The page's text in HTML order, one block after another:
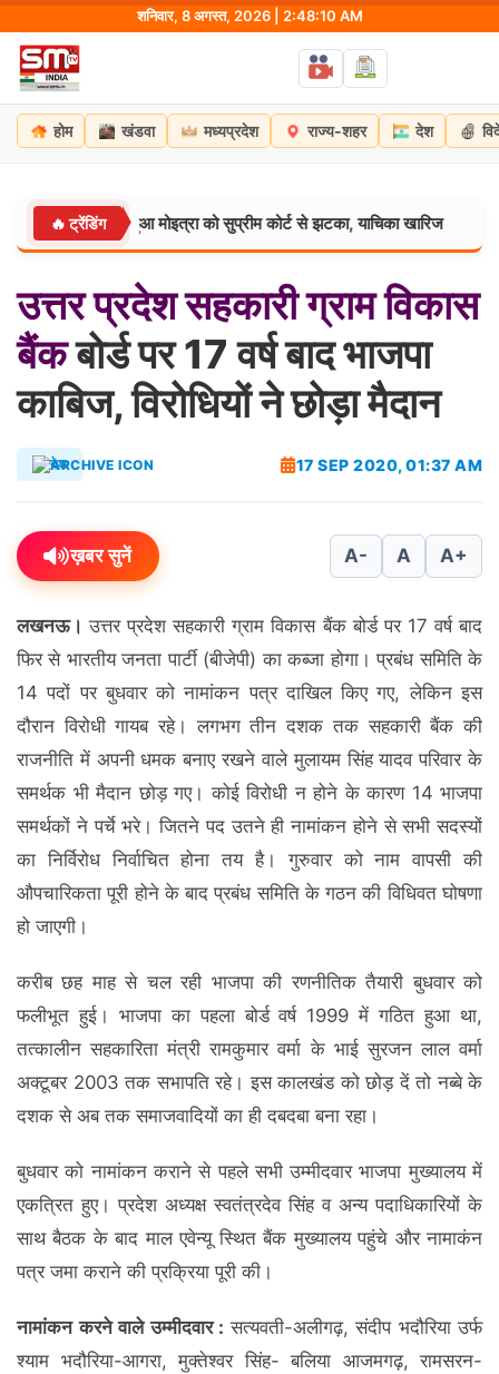
content
शनिवार, 8 अगस्त, 2026 | 2:48:11 AM
होम खंडवा मध्यप्रदेश राज्य-शहर देश
🔥 ट्रेंडिंग
महुआ मोइत्रा को सुप्रीम कोर्ट से झटका, याचिका खारिज मध्यप्रदेश:
उत्तरप्रदेशसहकारीग्रामविकास
बैंकबोर्ड पर 17 वर्ष बाद भाजपा
काबिज, विरोधियों ने छोड़ा मैदान
देश 17 SEP 2020, 01:37 AM
ख़बर सुनें A- A A+
लखनऊ। उत्तर प्रदेश सहकारी ग्राम विकास बैंक बोर्ड पर 17 वर्ष बाद
फिर से भारतीय जनता पार्टी (बीजेपी) का कब्जा होगा। प्रबंध समिति के
14 पदों पर बुधवार को नामांकन पत्र दाखिल किए गए, लेकिन इस
दौरान विरोधी गायब रहे। लगभग तीन दशक तक सहकारी बैंक की
राजनीति में अपनी धमक बनाए रखने वाले मुलायम सिंह यादव परिवार के
समर्थक भी मैदान छोड़ गए। कोई विरोधी न होने के कारण 14 भाजपा
समर्थकों ने पर्चे भरे। जितने पद उतने ही नामांकन होने से सभी सदस्यों
का निर्विरोध निर्वाचित होना तय है। गुरुवार को नाम वापसी की
औपचारिकता पूरी होने के बाद प्रबंध समिति के गठन की विधिवत घोषणा
हो जाएगी।
करीब छह माह से चल रही भाजपा की रणनीतिक तैयारी बुधवार को
फलीभूत हुई। भाजपा का पहला बोर्ड वर्ष 1999 में गठित हुआ था,
तत्कालीन सहकारिता मंत्री रामकुमार वर्मा के भाई सुरजन लाल वर्मा
अक्टूबर 2003 तक सभापति रहे। इस कालखंड को छोड़ दें तो नब्बे के
दशक से अब तक समाजवादियों का ही दबदबा बना रहा।
बुधवार को नामांकन कराने से पहले सभी उम्मीदवार भाजपा मुख्यालय में
एकत्रित हुए। प्रदेश अध्यक्ष स्वतंत्रदेव सिंह व अन्य पदाधिकारियों के
साथ बैठक के बाद माल एवेन्यू स्थित बैंक मुख्यालय पहुंचे और नामाकंन
पत्र जमा कराने की प्रक्रिया पूरी की।
नामांकन करने वाले उम्मीदवार :सत्यवती-अलीगढ़, संदीप भदौरिया उर्फ
श्याम भदौरिया-आगरा, मुक्तेश्वर सिंह- बलिया आजमगढ़, रामसरन-